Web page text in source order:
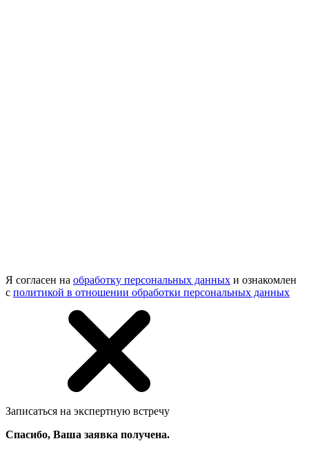
Я согласен на обработку персональных данных и ознакомлен
с политикой в отношении обработки персональных данных
Записаться на экспертную встречу
Спасибо, Ваша заявка получена.